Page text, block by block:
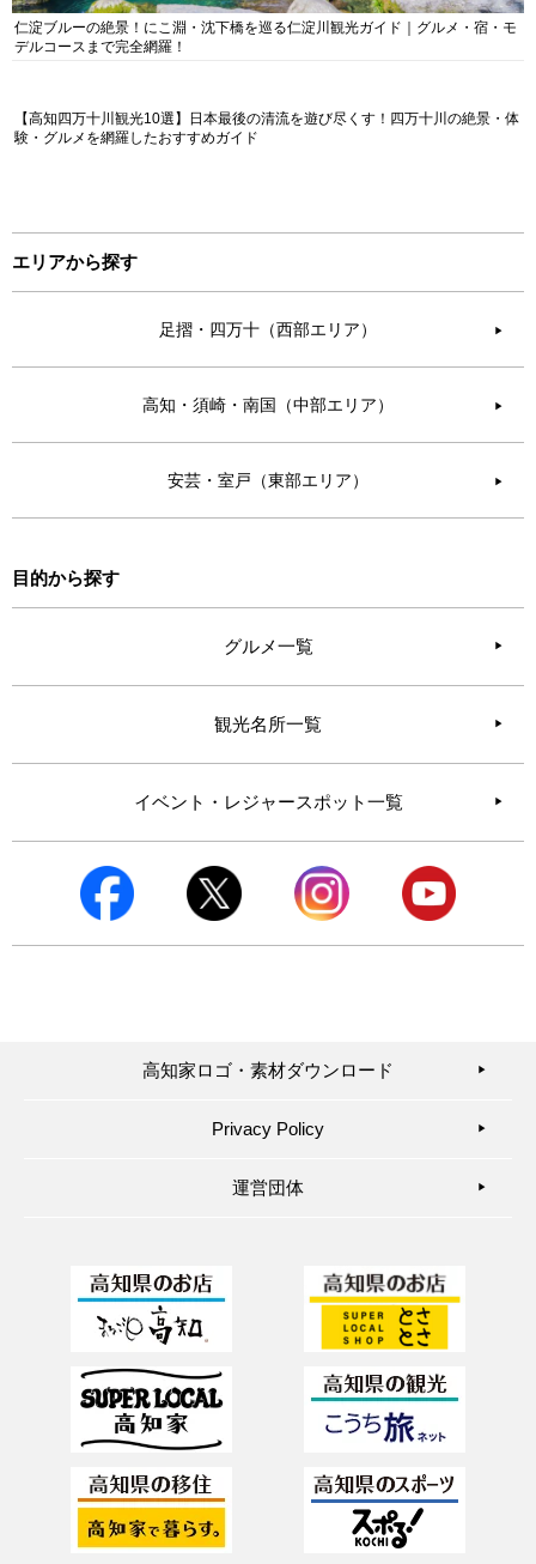
仁淀ブルーの絶景！にこ淵・沈下橋を巡る仁淀川観光ガイド｜グルメ・宿・モ
デルコースまで完全網羅！
【高知四万十川観光10選】日本最後の清流を遊び尽くす！四万十川の絶景・体
験・グルメを網羅したおすすめガイド
エリアから探す
足摺・四万十（西部エリア） ▶︎
高知・須崎・南国（中部エリア） ▶︎
安芸・室戸（東部エリア） ▶︎
目的から探す
グルメ一覧
観光名所一覧
イベント・レジャースポット一覧
高知家ロゴ・素材ダウンロード ▶︎
Privacy Policy ▶︎
運営団体 ▶︎